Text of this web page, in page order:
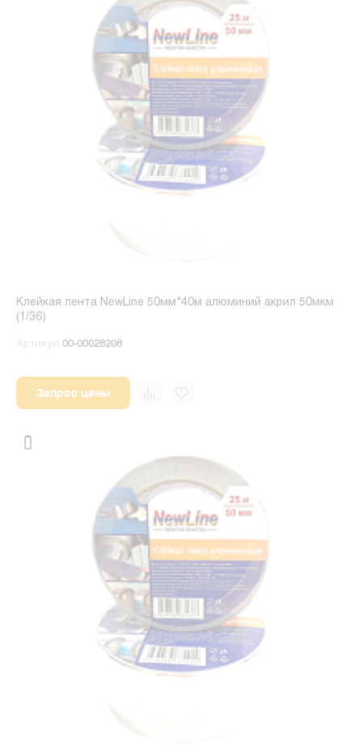
Клейкая лента NewLine 50мм*40м алюминий акрил 50мкм
(1/36)
Артикул 00-00028208
Запрос цены